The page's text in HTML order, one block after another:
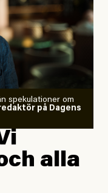
spekulationer om
på Dagens
alla